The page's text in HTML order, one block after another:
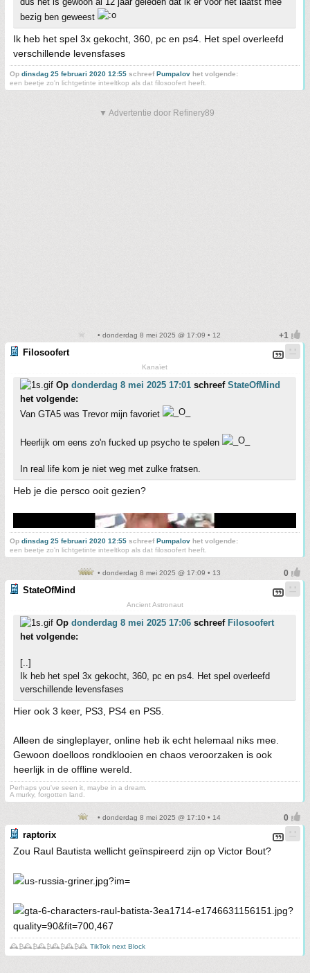
bezig ben geweest
Ik heb het spel 3x gekocht, 360, pc en ps4. Het spel overleefd
verschillende levensfases
Op dinsdag 25 februari 2020 12:55 schreefPumpalov het volgende:
een beetje zo'n lichtgetinte inteeltkop als dat filosoofert heeft.
▼ Advertentie door Refinery89
• donderdag 8 mei 2025 @ 17:09 • 12
Filosoofert
Kanaïet
Op donderdag 8 mei 2025 17:01 schreef StateOfMind
het volgende:
Van GTA5 was Trevor mijn favoriet
Heerlijk om eens zo'n fucked up psycho te spelen
In real life kom je niet weg met zulke fratsen.
Heb je die persco ooit gezien?
Op dinsdag 25 februari 2020 12:55 schreefPumpalov het volgende:
een beetje zo'n lichtgetinte inteeltkop als dat filosoofert heeft.
• donderdag 8 mei 2025 @ 17:09 • 13
StateOfMind
Ancient Astronaut
Op donderdag 8 mei 2025 17:06 schreef Filosoofert
het volgende:
[..]
Ik heb het spel 3x gekocht, 360, pc en ps4. Het spel overleefd
verschillende levensfases
Hier ook 3 keer, PS3, PS4 en PS5.
Alleen de singleplayer, online heb ik echt helemaal niks mee.
Gewoon doelloos rondklooien en chaos veroorzaken is ook
heerlijk in de offline wereld.
Perhaps you've seen it, maybe in a dream.
A murky, forgotten land.
• donderdag 8 mei 2025 @ 17:10 • 14
raptorix
Zou Raul Bautista wellicht geïnspireerd zijn op Victor Bout?
🕰️₿🕰️₿🕰️₿🕰️₿🕰️₿🕰️ TikTok next Block